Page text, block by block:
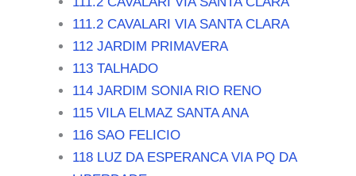
111.2 CAVALARI VIA SANTA CLARA
112 JARDIM PRIMAVERA
113 TALHADO
114 JARDIM SONIA RIO RENO
115 VILA ELMAZ SANTA ANA
116 SAO FELICIO
118 LUZ DA ESPERANCA VIA PQ DA